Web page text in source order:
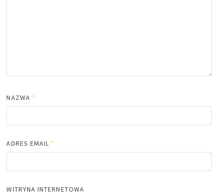
NAZWA *
ADRES EMAIL *
WITRYNA INTERNETOWA